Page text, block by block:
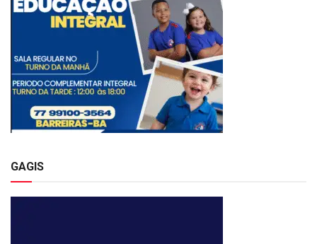
GAGIS